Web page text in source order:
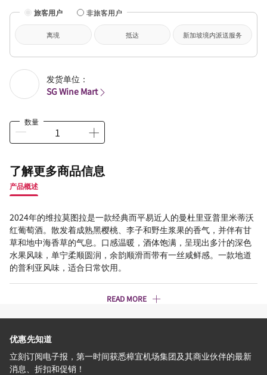
旅客用户 非旅客用户
离境 抵达 新加坡境内派送服务
发货单位：
SG Wine Mart
数量
了解更多商品信息
产品概述
2024年的维拉莫图拉是一款经典而平易近人的曼杜里亚普里米蒂沃
红葡萄酒。散发着成熟黑樱桃、李子和野生浆果的香气，并伴有甘
草和地中海香草的气息。口感温暖，酒体饱满，呈现出多汁的深色
水果风味，单宁柔顺圆润，余韵顺滑而带有一丝咸鲜感。一款地道
的普利亚风味，适合日常饮用。
READ MORE
优惠先知道
立刻订阅电子报，第一时间获悉樟宜机场集团及其商业伙伴的最新
消息、折扣和促销！